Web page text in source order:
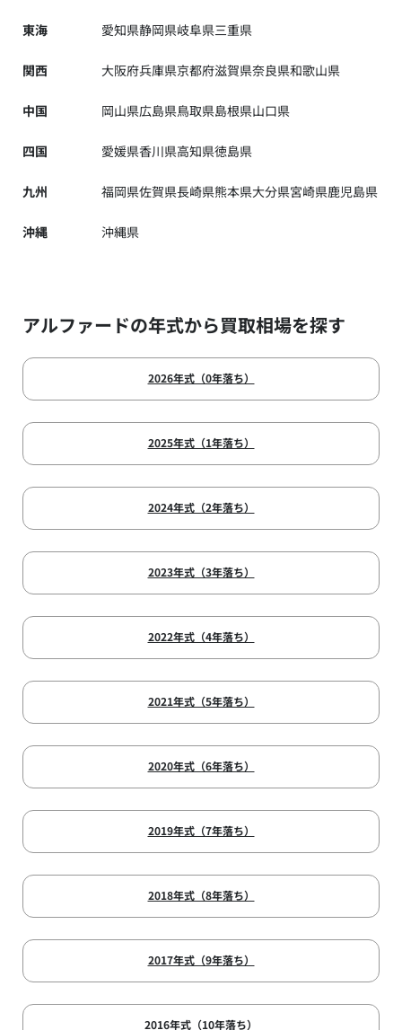
東海 愛知県静岡県岐阜県三重県
関西 大阪府兵庫県京都府滋賀県奈良県和歌山県
中国 岡山県広島県鳥取県島根県山口県
四国 愛媛県香川県高知県徳島県
九州 福岡県佐賀県長崎県熊本県大分県宮崎県鹿児島県
沖縄 沖縄県
アルファードの年式から買取相場を探す
2026年式（0年落ち）
2025年式（1年落ち）
2024年式（2年落ち）
2023年式（3年落ち）
2022年式（4年落ち）
2021年式（5年落ち）
2020年式（6年落ち）
2019年式（7年落ち）
2018年式（8年落ち）
2017年式（9年落ち）
2016年式（10年落ち）